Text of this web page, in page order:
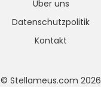
© Stellameus.com 2026
Über uns
Datenschutzpolitik
Kontakt